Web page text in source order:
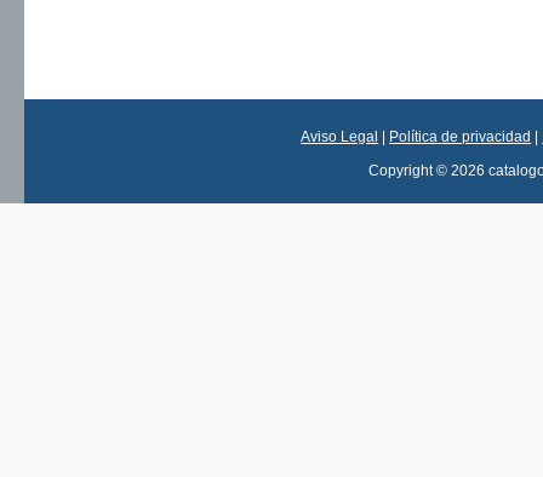
Aviso Legal Política de privacidad
Copyright © 2026